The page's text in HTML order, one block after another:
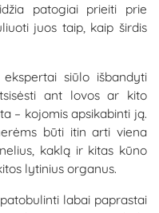
patogiai prieiti prie
juos taip, kaip širdis
siūlo išbandyti
ant lovos ar kito
– kojomis apsikabinti ją.
būti itin arti viena
kaklą ir kitas kūno
lytinius organus.
labai paprastai